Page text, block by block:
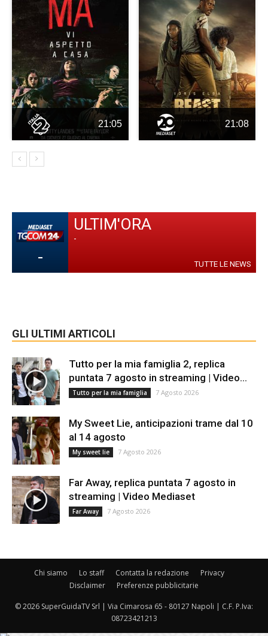
21:05 21:08
-
ULTIM'ORA
-
TUTTE LE NEWS
GLI ULTIMI ARTICOLI
Tutto per la mia famiglia 2, replica
puntata 7 agosto in streaming | Video...
Tutto per la mia famiglia 7 Agosto 2026
My Sweet Lie, anticipazioni trame dal 10
al 14 agosto
My sweet lie 7 Agosto 2026
Far Away, replica puntata 7 agosto in
streaming | Video Mediaset
Far Away 7 Agosto 2026
Chi siamo Lo staff Contatta la redazione
Privacy
Disclaimer
Preferenze pubblicitarie
© 2026 SuperGuidaTV Srl | Via Cimarosa 65 - 80127 Napoli | C.F. P.Iva:
08723421213